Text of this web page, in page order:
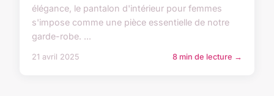
élégance, le pantalon d'intérieur pour femmes
s'impose comme une pièce essentielle de notre
garde-robe. ...
21 avril 2025 8 min de lecture →